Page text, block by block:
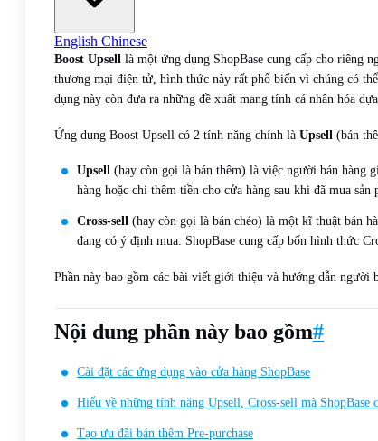
English Chinese
Boost Upsell là một ứng dụng ShopBase cung cấp cho riêng
thương mại điện tử, hình thức này rất phổ biến vì chúng có
dụng này còn đưa ra những đề xuất mang tính cá nhân hóa
Ứng dụng Boost Upsell có 2 tính năng chính là Upsell (bán
Upsell (hay còn gọi là bán thêm) là việc người bán hàng
hàng hoặc chi thêm tiền cho cửa hàng sau khi đã mua
Cross-sell (hay còn gọi là bán chéo) là một kĩ thuật bán
đang có ý định mua. ShopBase cung cấp bốn hình thức
Phần này bao gồm các bài viết giới thiệu và hướng dẫn người
Nội dung phần này bao gồm#
Cài đặt các ứng dụng vào cửa hàng ShopBase
Hiểu về những tính năng Upsell, Cross-sell mà ShopBase
Tạo ưu đãi bán thêm Pre-purchase